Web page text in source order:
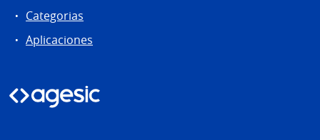
Categorias
Aplicaciones